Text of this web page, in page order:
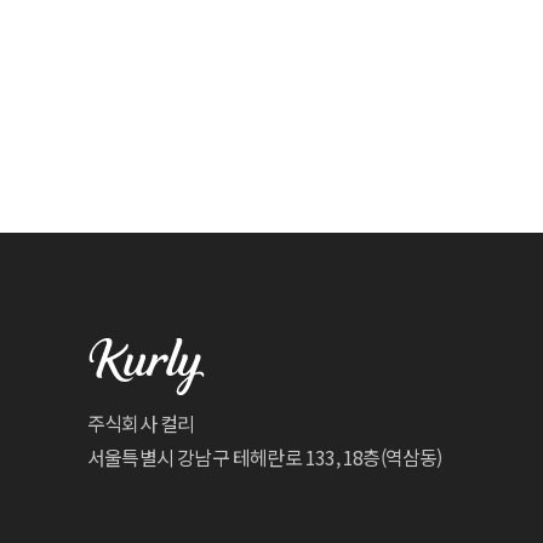
주식회사 컬리
서울특별시 강남구 테헤란로 133, 18층(역삼동)